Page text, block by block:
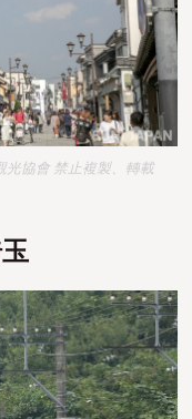
協會 禁止複製、轉載